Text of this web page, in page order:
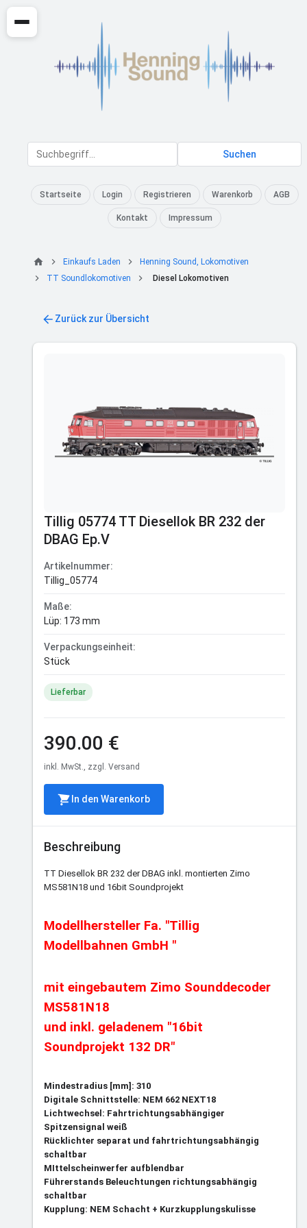
Suchen
Startseite Login Registrieren Warenkorb AGB
Kontakt Impressum
Einkaufs Laden
Henning Sound, Lokomotiven
TT Soundlokomotiven
Diesel Lokomotiven
Zurück zur Übersicht
Tillig 05774 TT Diesellok BR 232 der
DBAG Ep.V
Artikelnummer:
Tillig_05774
Maße:
Lüp: 173 mm
Verpackungseinheit:
Stück
Lieferbar
390.00 €
inkl. MwSt., zzgl. Versand
In den Warenkorb
Beschreibung
TT Diesellok BR 232 der DBAG inkl. montierten Zimo
MS581N18 und 16bit Soundprojekt
Modellhersteller Fa. "Tillig
Modellbahnen GmbH "
mit eingebautem Zimo Sounddecoder
MS581N18
und inkl. geladenem "16bit
Soundprojekt 132 DR"
Mindestradius [mm]: 310
Digitale Schnittstelle: NEM 662 NEXT18
Lichtwechsel: Fahrtrichtungsabhängiger
Spitzensignal weiß
Rücklichter separat und fahrtrichtungsabhängig
schaltbar
MIttelscheinwerfer aufblendbar
Führerstands Beleuchtungen richtungsabhängig
schaltbar
Kupplung: NEM Schacht + Kurzkupplungskulisse